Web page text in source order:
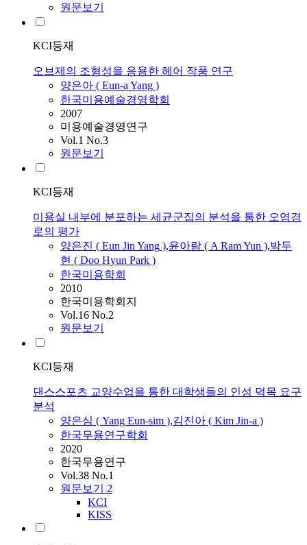
원문보기
KCI등재
오브제의 조형성을 응용한 헤어 작품 연구
양은아 ( Eun-aYang )
한국미용예술경영학회
2007
미용예술경영연구
Vol.1 No.3
원문보기
KCI등재
미용실 내부에 분포하는 세균군집의 분석을 통한 오염경
로의 평가
양은진 ( Eun JinYang ),윤아람 ( ARam Yun ),박두
현 ( Doo Hyun Park )
한국미용학회
2010
한국미용학회지
Vol.16 No.2
원문보기
KCI등재
댄스스포츠 교양수업을 통한 대학생들의 인성 덕목 요구
분석
양은심 ( Yang Eun-sim ),김진아 ( Kim Jin-a )
한국무용연구학회
2020
한국무용연구
Vol.38 No.1
원문보기 2
KCI
KISS